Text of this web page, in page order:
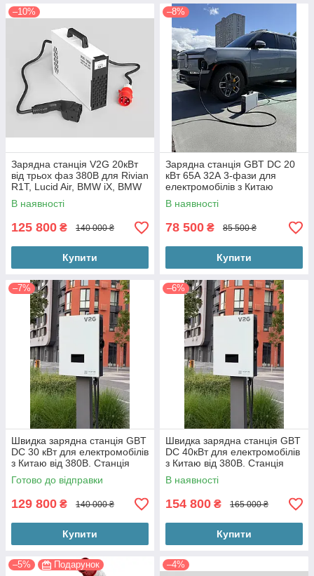
–10%
Зарядна станція V2G 20кВт
від трьох фаз 380В для Rivian
R1T, Lucid Air, BMW iX, BMW
i4 CCS 1 CCS 2 DC
В наявності
125 800 ₴ 140 000 ₴
Купити
–8%
Зарядна станція GBT DC 20
кВт 65А 32А 3-фази для
електромобілів з Китаю
В наявності
78 500 ₴ 85 500 ₴
Купити
–7%
Швидка зарядна станція GBT
DC 30 кВт для електромобілів
з Китаю від 380В. Станція
постійного струму 200-1000V
DC.
Готово до відправки
129 800 ₴ 140 000 ₴
Купити
–6%
Швидка зарядна станція GBT
DC 40кВт для електромобілів
з Китаю від 380В. Станція
постійного струму 200-1000V
DC.
В наявності
154 800 ₴ 165 000 ₴
Купити
–5% Подарунок –4%